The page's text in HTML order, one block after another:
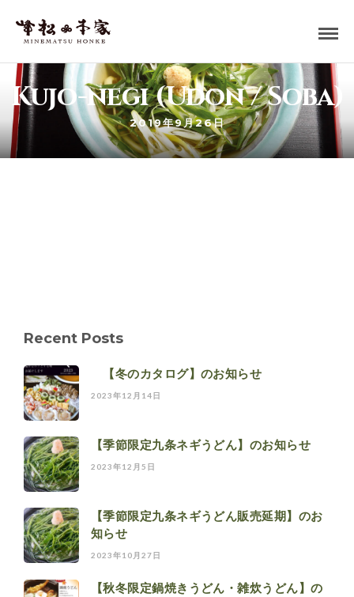
Kujo-negi (Udon / Soba)
2019年9月26日
Recent Posts
【冬のカタログ】のお知らせ
2023年12月14日
【季節限定九条ネギうどん】のお知らせ
2023年12月5日
【季節限定九条ネギうどん販売延期】のお
知らせ
2023年10月27日
【秋冬限定鍋焼きうどん・雑炊うどん】の